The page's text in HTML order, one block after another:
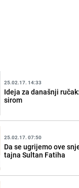
25.02.17. 14:33
Ideja za današnji
sirom
25.02.17. 07:50
Da se ugrijemo ove
tajna Sultan Fatiha